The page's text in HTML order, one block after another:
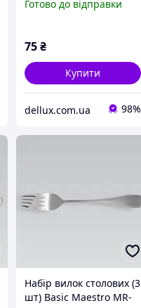
Готово до відправки
75₴
Купити
dellux.com.ua 98%
Набір вилок столових (3
шт) Basic Maestro MR-